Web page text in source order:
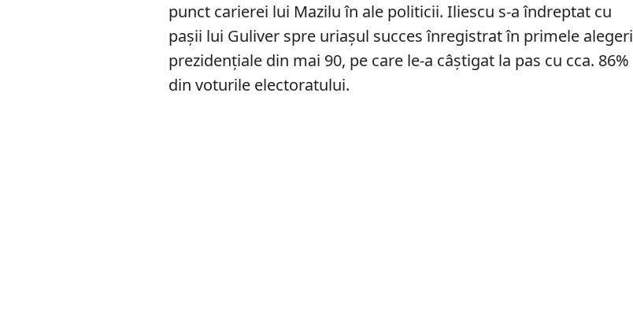
punct carierei lui Mazilu în ale politicii. Iliescu s-a îndreptat cu
pașii lui Guliver spre uriașul succes înregistrat în primele alegeri
prezidențiale din mai 90, pe care le-a câștigat la pas cu cca. 86%
din voturile electoratului.